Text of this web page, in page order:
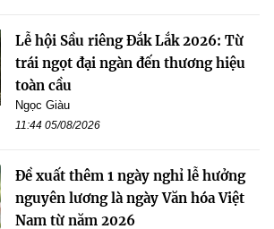
Lễ hội Sầu riêng Đắk Lắk 2026: Từ
trái ngọt đại ngàn đến thương hiệu
toàn cầu
Ngọc Giàu
11:44 05/08/2026
Đề xuất thêm 1 ngày nghỉ lễ hưởng
nguyên lương là ngày Văn hóa Việt
Nam từ năm 2026